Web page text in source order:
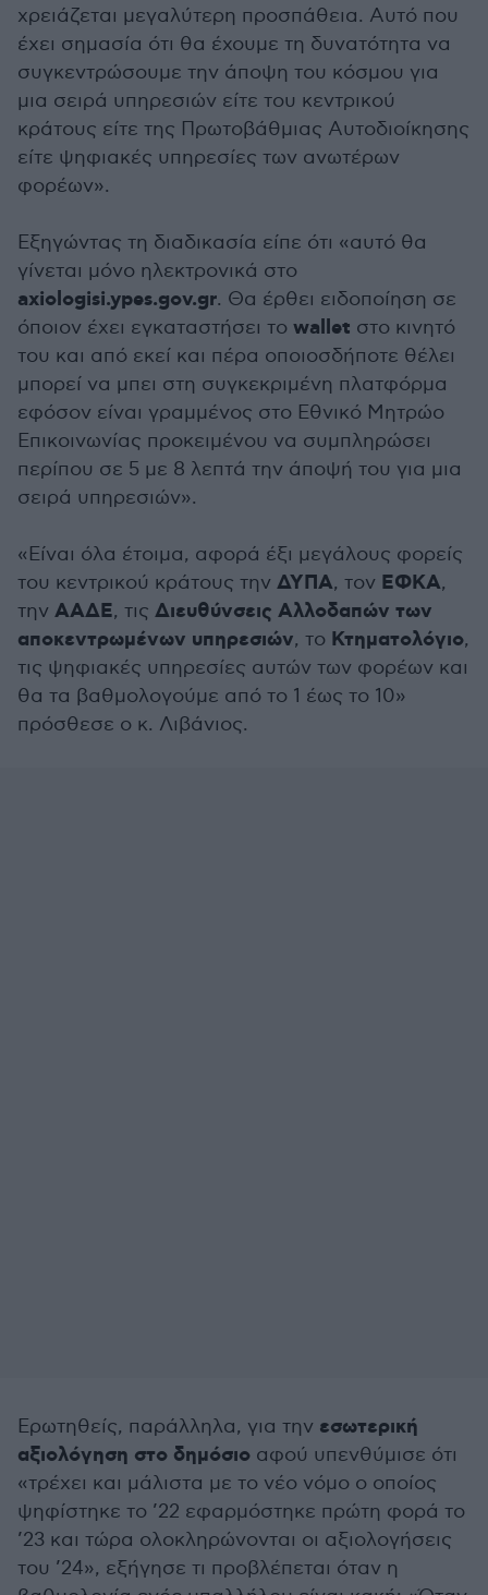
χρειάζεται μεγαλύτερη προσπάθεια. Αυτό που
έχει σημασία ότι θα έχουμε τη δυνατότητα να
συγκεντρώσουμε την άποψη του κόσμου για
μια σειρά υπηρεσιών είτε του κεντρικού
κράτους είτε της Πρωτοβάθμιας Αυτοδιοίκησης
είτε ψηφιακές υπηρεσίες των ανωτέρων
φορέων».
Εξηγώντας τη διαδικασία είπε ότι «αυτό θα
γίνεται μόνο ηλεκτρονικά στο
axiologisi.ypes.gov.gr. Θα έρθει ειδοποίηση σε
όποιον έχει εγκαταστήσει το wallet στο κινητό
του και από εκεί και πέρα οποιοσδήποτε θέλει
μπορεί να μπει στη συγκεκριμένη πλατφόρμα
εφόσον είναι γραμμένος στο Εθνικό Μητρώο
Επικοινωνίας προκειμένου να συμπληρώσει
περίπου σε 5 με 8 λεπτά την άποψή του για μια
σειρά υπηρεσιών».
«Είναι όλα έτοιμα, αφορά έξι μεγάλους φορείς
του κεντρικού κράτους την ΔΥΠΑ, τον ΕΦΚΑ,
την ΑΑΔΕ, τις Διευθύνσεις Αλλοδαπών των
αποκεντρωμένων υπηρεσιών, το Κτηματολόγιο,
τις ψηφιακές υπηρεσίες αυτών των φορέων και
θα τα βαθμολογούμε από το 1 έως το 10»
πρόσθεσε ο κ. Λιβάνιος.
Ερωτηθείς, παράλληλα, για την εσωτερική
αξιολόγηση στο δημόσιο αφού υπενθύμισε ότι
«τρέχει και μάλιστα με το νέο νόμο ο οποίος
ψηφίστηκε το ’22 εφαρμόστηκε πρώτη φορά το
’23 και τώρα ολοκληρώνονται οι αξιολογήσεις
του ’24», εξήγησε τι προβλέπεται όταν η